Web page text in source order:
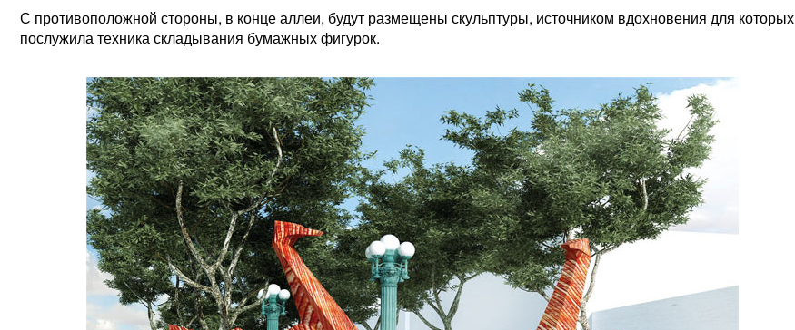
С противоположной стороны, в конце аллеи, будут размещены скульптуры, источником вдохновения для которых
послужила техника складывания бумажных фигурок.